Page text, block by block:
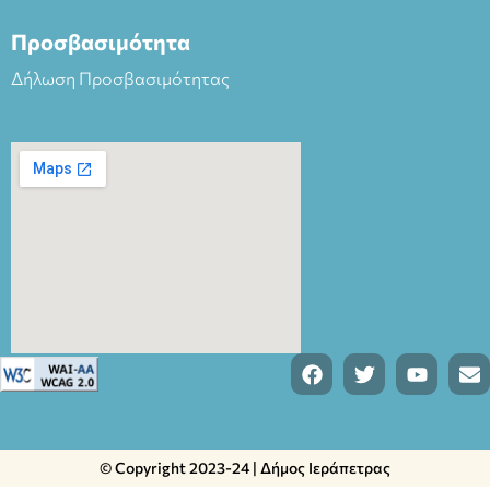
Προσβασιμότητα
Δήλωση Προσβασιμότητας
© Copyright 2023-24 | Δήμος Ιεράπετρας